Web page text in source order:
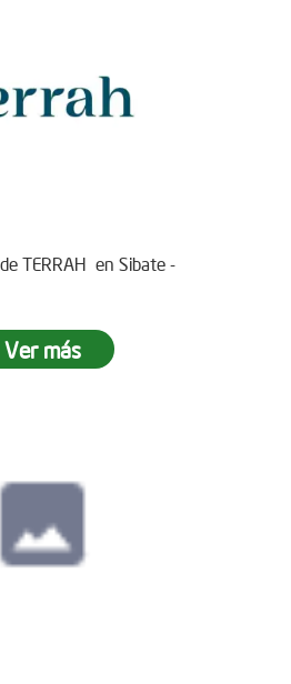
TERRAH en Sibate -
Ver más